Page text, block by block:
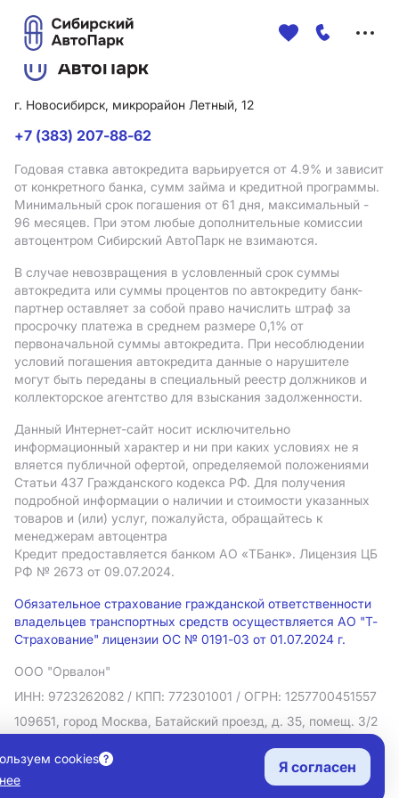
г. Новосибирск, микрорайон Летный, 12
+7 (383) 207-88-62
Годовая ставка автокредита варьируется от 4.9% и зависит
от конкретного банка, сумм займа и кредитной программы.
Минимальный срок погашения от 61 дня, максимальный -
96 месяцев. При этом любые дополнительные комиссии
автоцентром Сибирский АвтоПарк не взимаются.
В случае невозвращения в условленный срок суммы
автокредита или суммы процентов по автокредиту банк-
партнер оставляет за собой право начислить штраф за
просрочку платежа в среднем размере 0,1% от
первоначальной суммы автокредита. При несоблюдении
условий погашения автокредита данные о нарушителе
могут быть переданы в специальный реестр должников и
коллекторское агентство для взыскания задолженности.
Данный Интернет-сайт носит исключительно
информационный характер и ни при каких условиях не я
вляется публичной офертой, определяемой положениями
Статьи 437 Гражданского кодекса РФ. Для получения
подробной информации о наличии и стоимости указанных
товаров и (или) услуг, пожалуйста, обращайтесь к
менеджерам автоцентра
Кредит предоставляется банком АO «ТБанк». Лицензия ЦБ
РФ № 2673 от 09.07.2024.
Обязательное страхование гражданской ответственности
владельцев транспортных средств осуществляется АО "Т-
Страхование" лицензии ОС № 0191-03 от 01.07.2024 г.
ООО "Орвалон"
ИНН: 9723262082 / КПП: 772301001 / ОГРН: 1257700451557
109651, город Москва, Батайский проезд, д. 35, помещ. 3/2
Политика в отношении обработки персональных данных
Согласие на рекламную рассылку
Правовая информация
cookies
Я согласен